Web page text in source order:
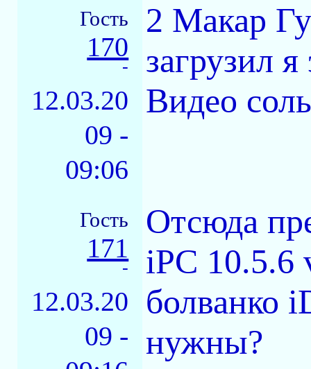
Гость
170
-
12.03.20
09 -
09:06
2 Макар
загрузил
Видео
Гость
171
-
12.03.20
09 -
Отсюда
iPC 10.5.6
болванко
нужны?